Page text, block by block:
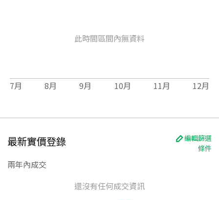
此時間區間內無資料
7月 8月 9月 10月 11月 12月
最新實價登錄
編輯篩選
條件
兩年內成交
還沒有任何成交資訊